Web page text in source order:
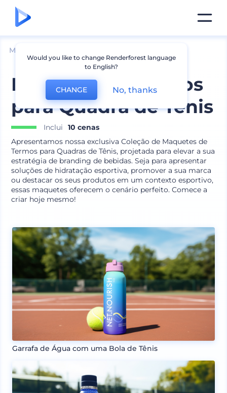
Mockups
Mockups de Termos
para Quadra de Tênis
Inclui
10 cenas
Apresentamos nossa exclusiva Coleção de Maquetes de
Termos para Quadras de Tênis, projetada para elevar a sua
estratégia de branding de bebidas. Seja para apresentar
soluções de hidratação esportiva, promover a sua marca
ou destacar os seus produtos em um contexto esportivo,
essas maquetes oferecem o cenário perfeito. Comece a
criar hoje mesmo!
Garrafa de Água com uma Bola de Tênis
Would you like to change Renderforest language
to English?
CHANGE No, thanks